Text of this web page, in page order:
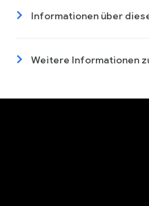
Informationen über
Weitere Informationen